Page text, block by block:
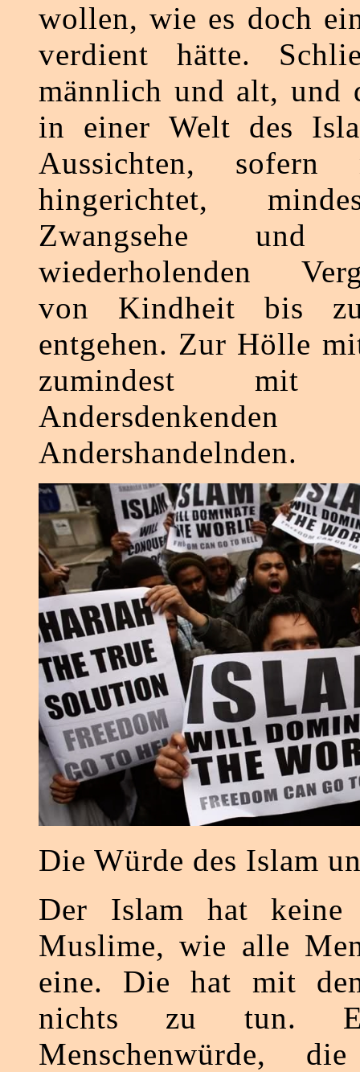
wollen, wie es doch
verdient hätte.
männlich und alt, und
in einer Welt des
Aussichten,
hingerichtet,
Zwangsehe
wiederholenden
von Kindheit bis
entgehen. Zur Hölle
zumindest
Andershandelnden.
Die Würde des Islam
Der Islam hat keine
Muslime, wie alle
eine. Die hat mit
nichts zu tun.
Menschenwürde,